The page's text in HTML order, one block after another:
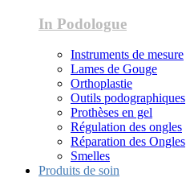
In Podologue
Instruments de mesure
Lames de Gouge
Orthoplastie
Outils podographiques
Prothèses en gel
Régulation des ongles
Réparation des Ongles
Smelles
Produits de soin